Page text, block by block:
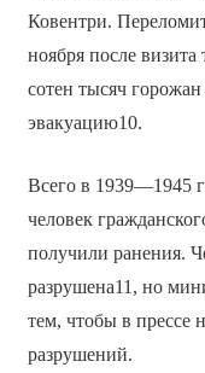
Ковентри.
ноября после визита
сотен тысяч
эвакуацию10.
Всего в 1939—1945
человек
получили ранения.
разрушена11, но
тем, чтобы в прессе
разрушений.